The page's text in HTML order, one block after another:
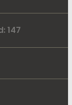
147